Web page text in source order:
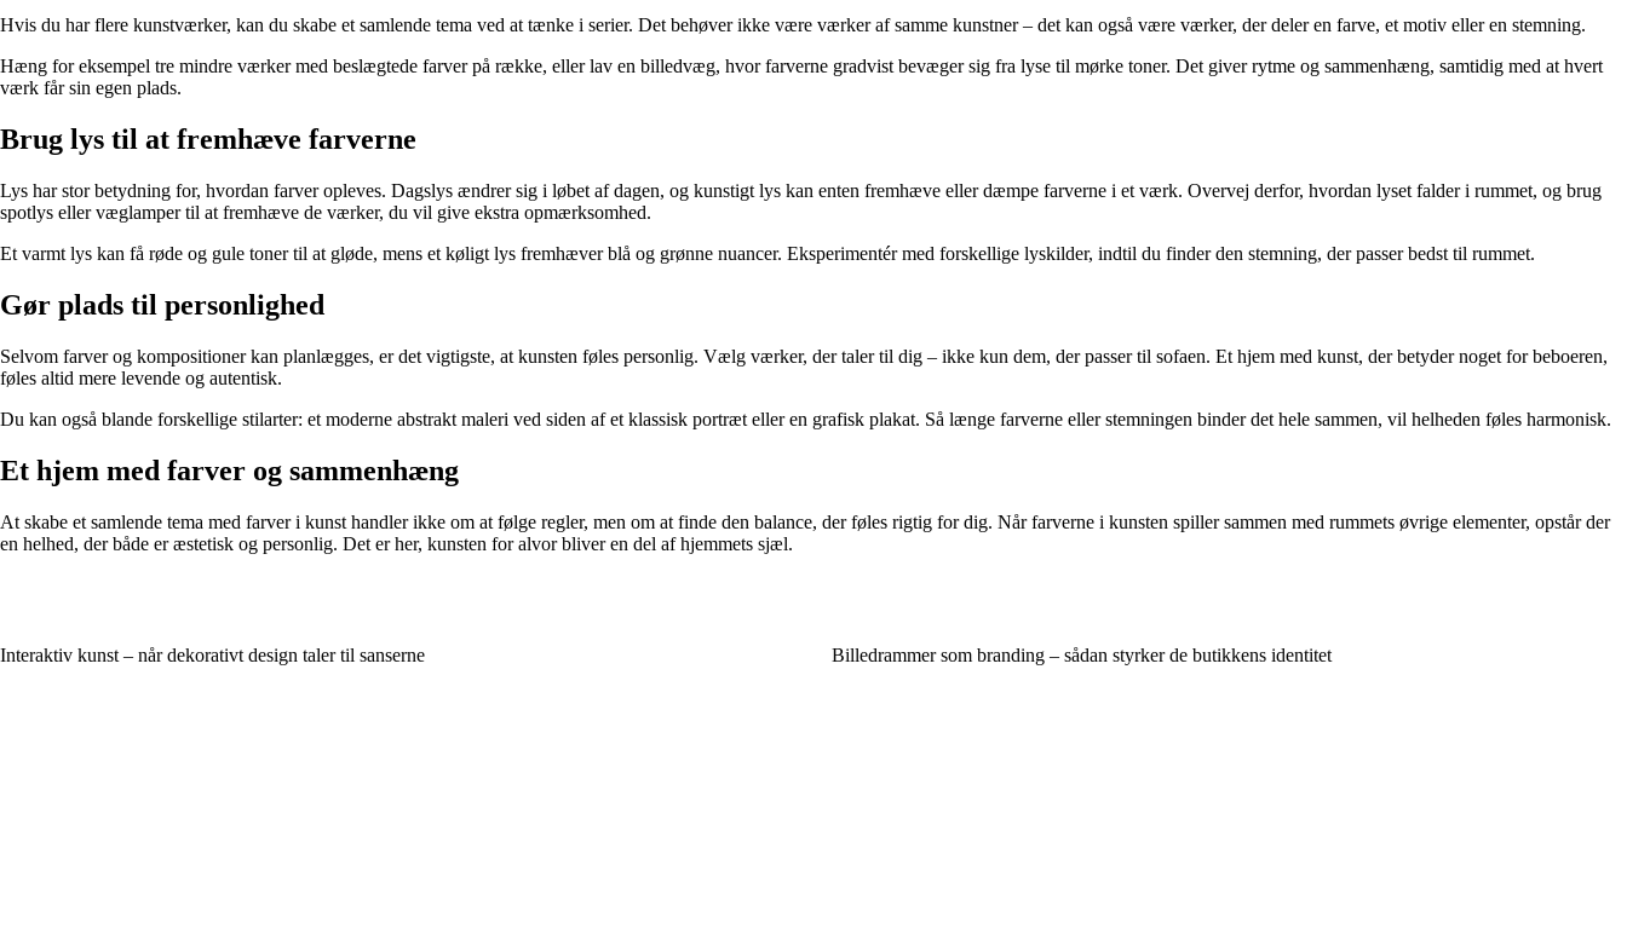
Hvis du har flere kunstværker, kan du skabe et samlende tema ved at tænke i serier. Det behøver ikke være værker af samme kunstner – det kan også være værker, der deler en farve, et motiv eller en stemning.
Hæng for eksempel tre mindre værker med beslægtede farver på række, eller lav en billedvæg, hvor farverne gradvist bevæger sig fra lyse til mørke toner. Det giver rytme og sammenhæng, samtidig med at hvert
værk får sin egen plads.
Brug lys til at fremhæve farverne
Lys har stor betydning for, hvordan farver opleves. Dagslys ændrer sig i løbet af dagen, og kunstigt lys kan enten fremhæve eller dæmpe farverne i et værk. Overvej derfor, hvordan lyset falder i rummet, og brug
spotlys eller væglamper til at fremhæve de værker, du vil give ekstra opmærksomhed.
Et varmt lys kan få røde og gule toner til at gløde, mens et køligt lys fremhæver blå og grønne nuancer. Eksperimentér med forskellige lyskilder, indtil du finder den stemning, der passer bedst til rummet.
Gør plads til personlighed
Selvom farver og kompositioner kan planlægges, er det vigtigste, at kunsten føles personlig. Vælg værker, der taler til dig – ikke kun dem, der passer til sofaen. Et hjem med kunst, der betyder noget for beboeren,
føles altid mere levende og autentisk.
Du kan også blande forskellige stilarter: et moderne abstrakt maleri ved siden af et klassisk portræt eller en grafisk plakat. Så længe farverne eller stemningen binder det hele sammen, vil helheden føles harmonisk.
Et hjem med farver og sammenhæng
At skabe et samlende tema med farver i kunst handler ikke om at følge regler, men om at finde den balance, der føles rigtig for dig. Når farverne i kunsten spiller sammen med rummets øvrige elementer, opstår der
en helhed, der både er æstetisk og personlig. Det er her, kunsten for alvor bliver en del af hjemmets sjæl.
Interaktiv kunst – når dekorativt design taler til sanserne Billedrammer som branding – sådan styrker de butikkens identitet